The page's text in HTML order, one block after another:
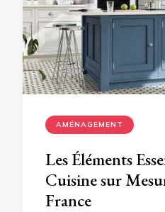
AMÉNAGEMENT
Les Éléments
Cuisine sur
France